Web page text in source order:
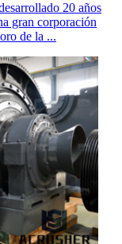
20 años
gran corporación
de la ...